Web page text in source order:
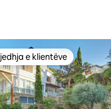
nga 5, 19 vlerësime
e klientëve
e klientëve